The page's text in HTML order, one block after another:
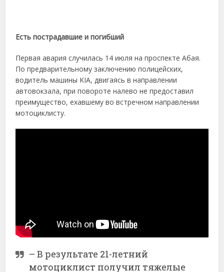
Есть пострадавшие и погибший
Первая авария случилась 14 июля на проспекте Абая.
По предварительному заключению полицейских,
водитель машины KIA, двигаясь в направлении
автовокзала, при повороте налево не предоставил
преимущество, ехавшему во встречном направлении
мотоциклисту.
– В результате 21-летний
мотоциклист получил тяжелые